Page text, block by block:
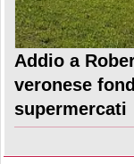
Addio a
veronese
supermercati